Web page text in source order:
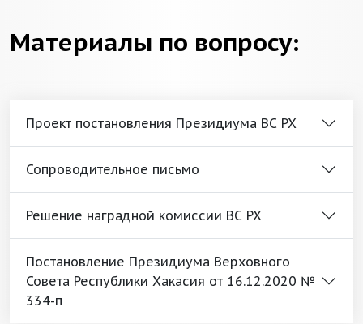
Материалы по вопросу:
Проект постановления Президиума ВС РХ
Сопроводительное письмо
Решение наградной комиссии ВС РХ
Постановление Президиума Верховного
Совета Республики Хакасия от 16.12.2020 №
334-п